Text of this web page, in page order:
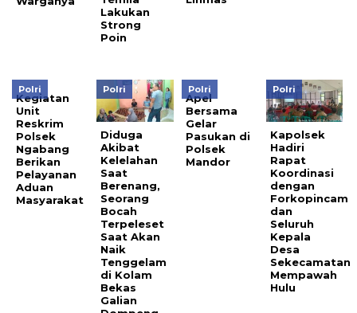
Lakukan
Strong
Poin
Polri
Kegiatan
Unit
Reskrim
Polsek
Ngabang
Berikan
Pelayanan
Aduan
Masyarakat
Polri
Diduga
Akibat
Kelelahan
Saat
Berenang,
Seorang
Bocah
Terpeleset
Saat Akan
Naik
Tenggelam
di Kolam
Bekas
Galian
Polri
Apel
Bersama
Gelar
Pasukan di
Polsek
Mandor
Polri
Kapolsek
Hadiri
Rapat
Koordinasi
dengan
Forkopincam
dan
Seluruh
Kepala
Desa
Sekecamatan
Mempawah
Hulu